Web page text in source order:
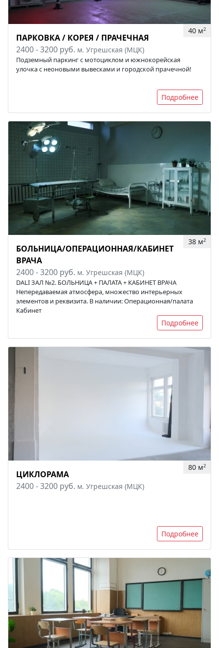
40 м2
ПАРКОВКА / КОРЕЯ / ПРАЧЕЧНАЯ
2400 - 3200 руб. м. Угрешская (МЦК)
Подземный паркинг с мотоциклом и южнокорейская
улочка с неоновыми вывесками и городской прачечной!
Подробнее
38 м2
БОЛЬНИЦА/ОПЕРАЦИОННАЯ/КАБИНЕТ
ВРАЧА
2400 - 3200 руб. м. Угрешская (МЦК)
DALI ЗАЛ №2. БОЛЬНИЦА + ПАЛАТА + КАБИНЕТ ВРАЧА
Непередаваемая атмосфера, множество интерьерных
элементов и реквизита. В наличии: Операционная/палата
Кабинет
Подробнее
80 м2
ЦИКЛОРАМА
2400 - 3200 руб. м. Угрешская (МЦК)
Подробнее